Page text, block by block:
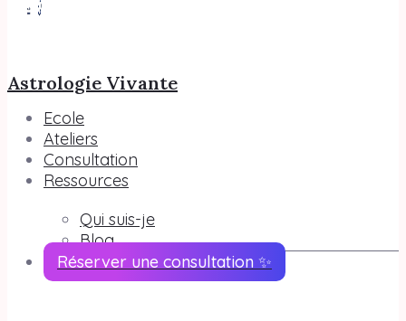
Astrologie Vivante
Ecole
Ateliers
Consultation
Ressources
Qui suis-je
Blog
Réserver une consultation ✨